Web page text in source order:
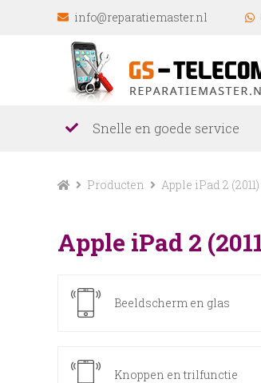
info@reparatiemaster.nl
Snelle en goede service
Producten Apple iPad 2 (2011)
Apple iPad 2
Beeldscherm en glas
Knoppen en trilfunctie